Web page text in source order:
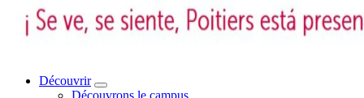
Poitiers presente !
Découvrir
Découvrons le campus